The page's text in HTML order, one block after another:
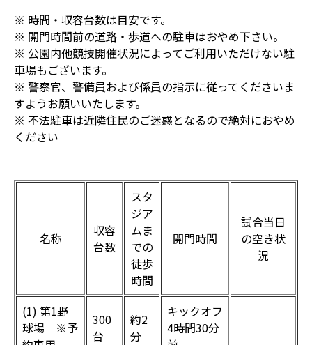
※ 時間・収容台数は目安です。
※ 開門時間前の道路・歩道への駐車はおやめ下さい。
※ 公園内他競技開催状況によってご利用いただけない駐
車場もございます。
※ 警察官、警備員および係員の指示に従ってくださいま
すようお願いいたします。
※ 不法駐車は近隣住民のご迷惑となるので絶対におやめ
ください
名称
収容
台数
スタ
ジア
ムま
での
徒歩
時間
開門時間
試合当日
の空き状
況
(1) 第1野
球場 ※予
300
台
約2
分
キックオフ
4時間30分